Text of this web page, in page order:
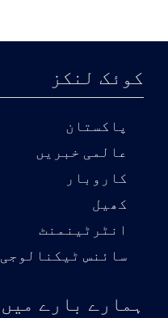
کوئک لنکز
پاکستان
عالمی خبریں
کاروبار
کھیل
انٹرٹینمنٹ
سائنس ٹیکنالوجی
ہمارے بارے میں